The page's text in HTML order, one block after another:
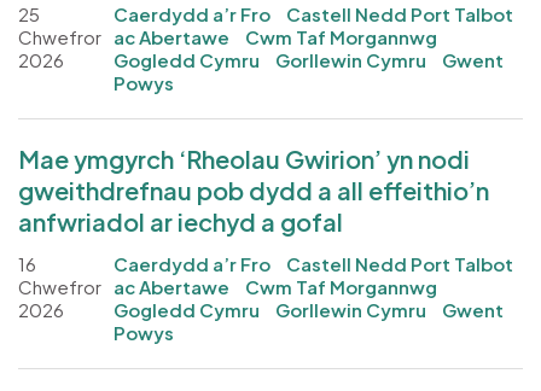
25
Chwefror
2026
Caerdydd a’r Fro
Castell Nedd Port Talbot
ac Abertawe
Cwm Taf Morgannwg
Gogledd Cymru
Gorllewin Cymru
Gwent
Powys
Mae ymgyrch ‘Rheolau Gwirion’ yn nodi
gweithdrefnau pob dydd a all effeithio’n
anfwriadol ar iechyd a gofal
16
Chwefror
2026
Caerdydd a’r Fro
Castell Nedd Port Talbot
ac Abertawe
Cwm Taf Morgannwg
Gogledd Cymru
Gorllewin Cymru
Gwent
Powys